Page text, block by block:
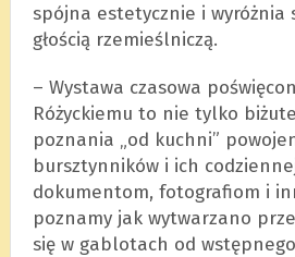
spójna este­tycz­nie i
gło­ścią rze­mieśl­ni­czą.
– Wystawa cza­sowa
Różyc­kiemu to nie tylko
pozna­nia „od kuchni”
bursz­tyn­ni­ków i ich
doku­men­tom, foto­gra­fiom i
poznamy jak wytwa­rzano
się w gablo­tach od